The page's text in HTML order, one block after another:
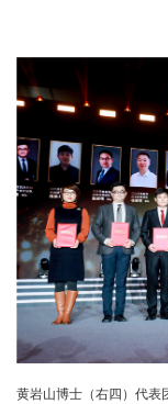
黄岩山博士（右四）代表